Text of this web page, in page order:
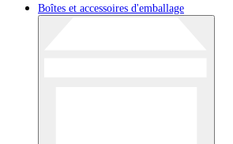
Boîtes et accessoires d'emballage